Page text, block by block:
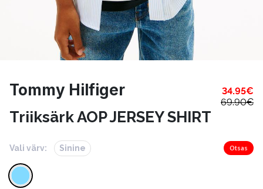
Tommy Hilfiger 34.95€
69.90€
Triiksärk AOP JERSEY SHIRT
Vali värv: Sinine Otsas